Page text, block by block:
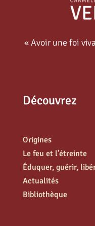
« Avoir une foi
Découvrez
Origines
Le feu et l’étreinte
Éduquer, guérir,
Actualités
Bibliothèque